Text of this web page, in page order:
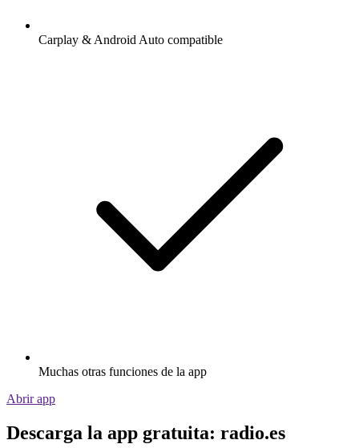
Carplay & Android Auto compatible
Muchas otras funciones de la app
Abrir app
Descarga la app gratuita: radio.es